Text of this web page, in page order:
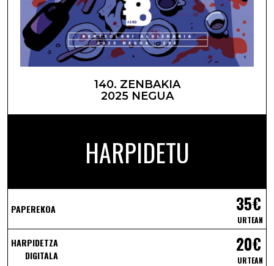
140. ZENBAKIA
2025 NEGUA
HARPIDETU
PAPEREKOA 35€
URTEAN
HARPIDETZA
DIGITALA
20€
URTEAN